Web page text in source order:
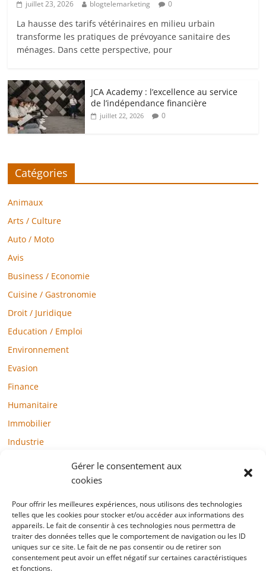
Gérer le consentement aux
cookies
Pour offrir les meilleures expériences, nous utilisons des technologies
telles que les cookies pour stocker et/ou accéder aux informations des
appareils. Le fait de consentir à ces technologies nous permettra de
traiter des données telles que le comportement de navigation ou les ID
uniques sur ce site. Le fait de ne pas consentir ou de retirer son
consentement peut avoir un effet négatif sur certaines caractéristiques
et fonctions.
juillet 23, 2026 blogtelemarketing 0
La hausse des tarifs vétérinaires en milieu urbain
transforme les pratiques de prévoyance sanitaire des
ménages. Dans cette perspective, pour
JCA Academy : l’excellence au service
de l’indépendance financière
juillet 22, 2026 0
Catégories
Animaux
Arts / Culture
Auto / Moto
Avis
Business / Economie
Cuisine / Gastronomie
Droit / Juridique
Education / Emploi
Environnement
Evasion
Finance
Humanitaire
Immobilier
Industrie
Mode / Beauté / Bien-être
Santé
Société
Sports